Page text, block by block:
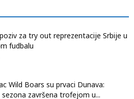
za try out reprezentacije Srbije u
fudbalu
Wild Boars su prvaci Dunava:
sezona završena trofejom u...